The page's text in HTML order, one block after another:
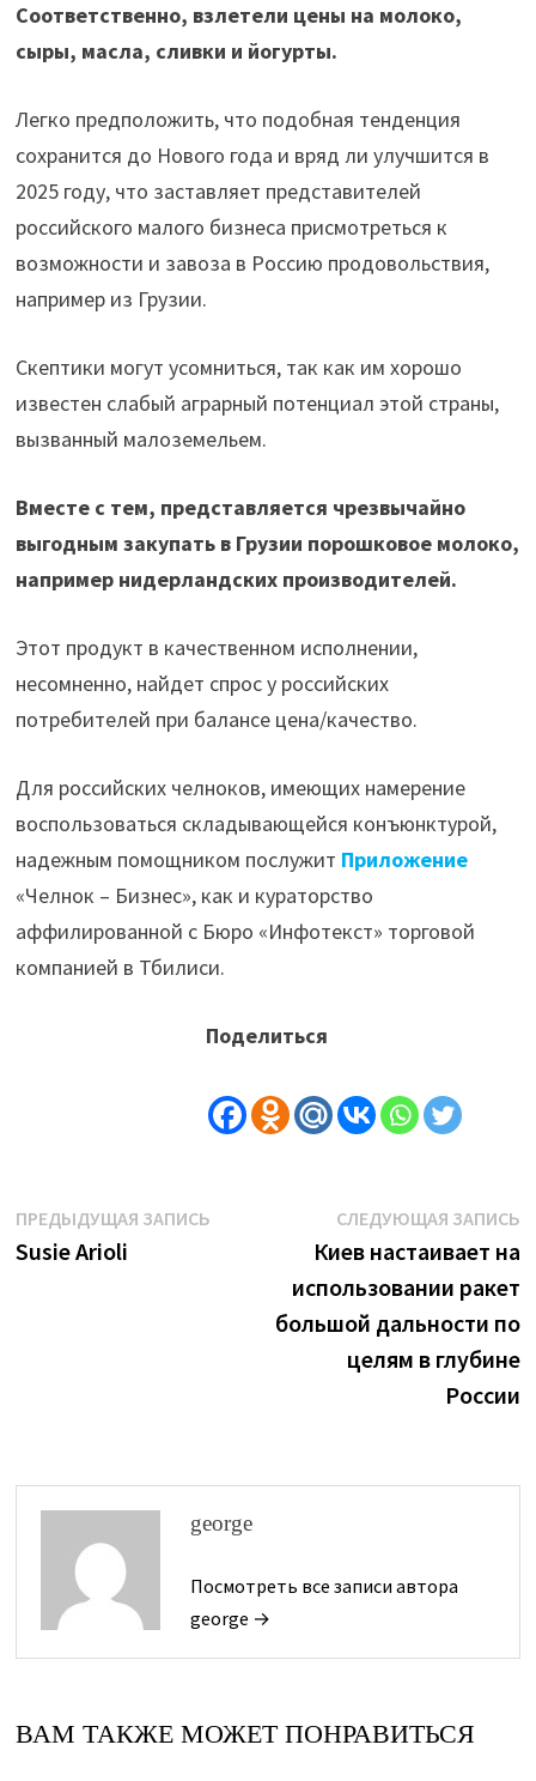
Соответственно, взлетели цены на молоко,
сыры, масла, сливки и йогурты.
Легко предположить, что подобная тенденция
сохранится до Нового года и вряд ли улучшится в
2025 году, что заставляет представителей
российского малого бизнеса присмотреться к
возможности и завоза в Россию продовольствия,
например из Грузии.
Скептики могут усомниться, так как им хорошо
известен слабый аграрный потенциал этой страны,
вызванный малоземельем.
Вместе с тем, представляется чрезвычайно
выгодным закупать в Грузии порошковое молоко,
например нидерландских производителей.
Этот продукт в качественном исполнении,
несомненно, найдет спрос у российских
потребителей при балансе цена/качество.
Для российских челноков, имеющих намерение
воспользоваться складывающейся конъюнктурой,
надежным помощником послужит Приложение
«Челнок – Бизнес», как и кураторство
аффилированной с Бюро «Инфотекст» торговой
компанией в Тбилиси.
Поделиться
Навигация
по
ПРЕДЫДУЩАЯ ЗАПИСЬПредыдущая
Susie Arioli
СЛЕДУЮЩАЯ ЗАПИСЬ
Киев настаивает на
использовании ракет
большой дальности по
целям в глубине
России
george
Посмотреть все записи автора
george →
ВАМ ТАКЖЕ МОЖЕТ ПОНРАВИТЬСЯ